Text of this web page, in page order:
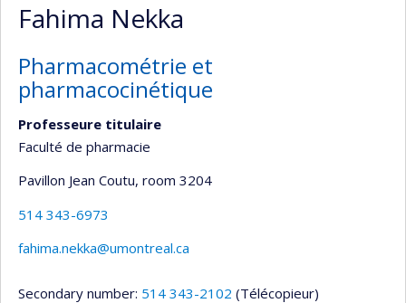
Fahima Nekka
Pharmacométrie et
pharmacocinétique
Professeure titulaire
Faculté de pharmacie
Pavillon Jean Coutu, room 3204
514 343-6973
fahima.nekka@umontreal.ca
Secondary number: 514 343-2102 (Télécopieur)